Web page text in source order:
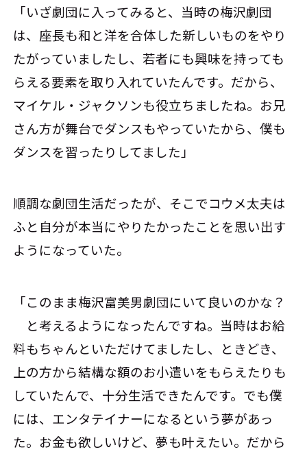
「いざ劇団に入ってみると、当時の梅沢劇団
は、座長も和と洋を合体した新しいものをやり
たがっていましたし、若者にも興味を持っても
らえる要素を取り入れていたんです。だから、
マイケル・ジャクソンも役立ちましたね。お兄
さん方が舞台でダンスもやっていたから、僕も
ダンスを習ったりしてました」
順調な劇団生活だったが、そこでコウメ太夫は
ふと自分が本当にやりたかったことを思い出す
ようになっていた。
「このまま梅沢富美男劇団にいて良いのかな？
と考えるようになったんですね。当時はお給
料もちゃんといただけてましたし、ときどき、
上の方から結構な額のお小遣いをもらえたりも
していたんで、十分生活できたんです。でも僕
には、エンタテイナーになるという夢があっ
た。お金も欲しいけど、夢も叶えたい。だから